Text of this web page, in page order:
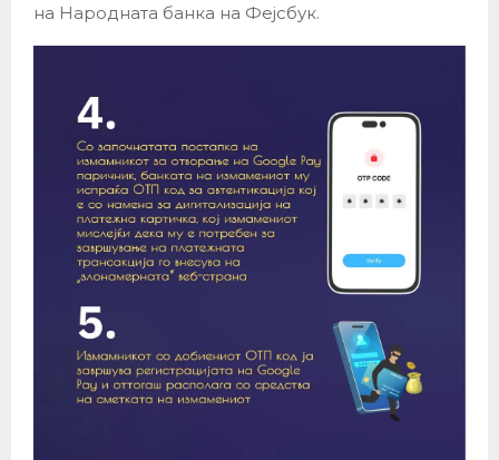
на Народната банка на Фејсбук.